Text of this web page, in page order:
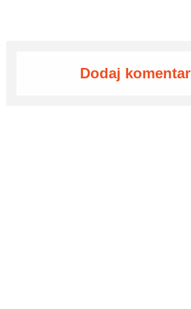
Dodaj komentar